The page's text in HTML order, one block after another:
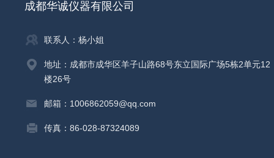
成都华诚仪器有限公司
联系人：杨小姐
地址：成都市成华区羊子山路68号东立国际广场5栋2单元12
楼26号
邮箱：1006862059@qq.com
传真：86-028-87324089